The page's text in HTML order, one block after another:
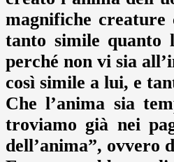
magnifiche creature
tanto simile quanto
perché non vi sia
così simile a lui, e
Che l’anima sia
troviamo già nei
dell’anima”, ovvero